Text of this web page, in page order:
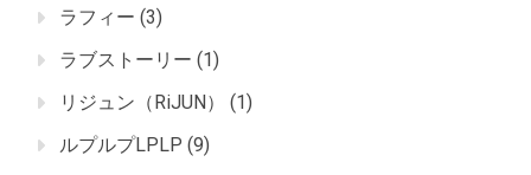
ラフィー (3)
ラブストーリー (1)
リジュン（RiJUN）
(1)
ルプルプLPLP (9)